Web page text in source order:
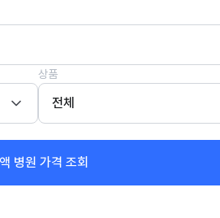
상품
전체
병원 가격 조회